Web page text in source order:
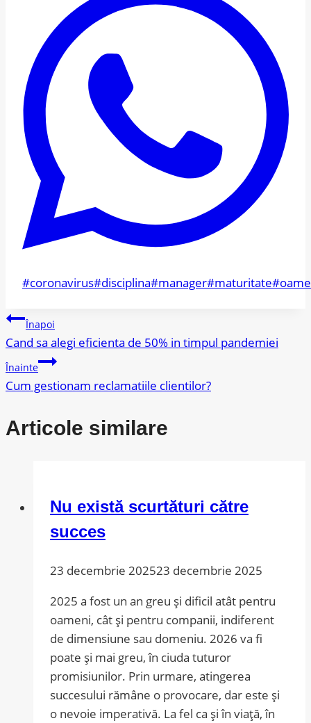
Post
#coronavirus#disciplina#manager#maturitate#
Navigare
în
articole
Înapoi
Cand sa alegi eficienta de 50% in timpul pandemiei
Înainte
Cum gestionam reclamatiile clientilor?
Articole similare
Nu există scurtături către
succes
23 decembrie 202523 decembrie 2025
2025 a fost un an greu și dificil atât pentru
oameni, cât și pentru companii, indiferent
de dimensiune sau domeniu. 2026 va fi
poate și mai greu, în ciuda tuturor
promisiunilor. Prin urmare, atingerea
succesului rămâne o provocare, dar este și
o nevoie imperativă. La fel ca și în viață, în